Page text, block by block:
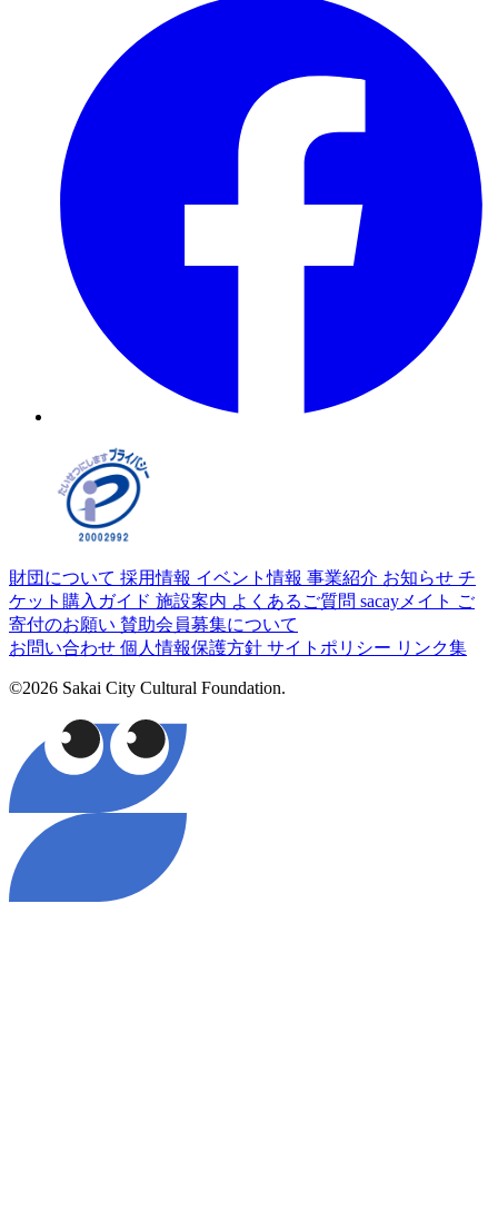
財団について 採用情報 イベント情報 事業紹介 お知らせ チ
ケット購入ガイド 施設案内 よくあるご質問 sacayメイト ご
寄付のお願い 賛助会員募集について
お問い合わせ 個人情報保護方針 サイトポリシー リンク集
©2026 Sakai City Cultural Foundation.